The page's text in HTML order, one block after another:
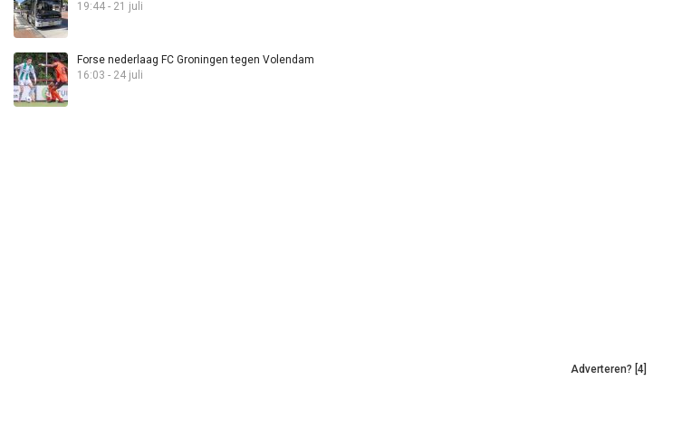
19:44 - 21 juli
Forse nederlaag FC Groningen tegen Volendam
16:03 - 24 juli
Adverteren? [4]